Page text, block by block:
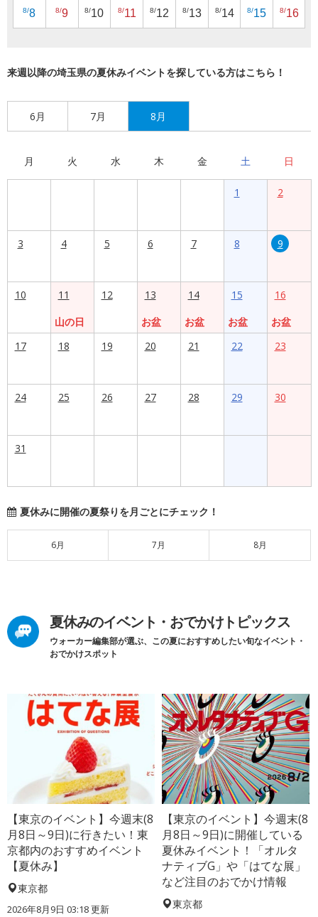
8/8 8/9 8/10 8/11 8/12 8/13 8/14 8/15 8/16
来週以降の埼玉県の夏休みイベントを探している方はこちら！
6月 7月 8月
月 火 水 木 金 土 日
1 2
3 4 5 6 7 8 9
10
11
山の日
12
13
お盆
14
お盆
15
お盆
16
お盆
17
18 19 20 21 22 23
24 25 26 27 28 29 30
31
夏休みに開催の夏祭りを月ごとにチェック！
6月 7月 8月
夏休みのイベント・おでかけトピックス
ウォーカー編集部が選ぶ、この夏におすすめしたい旬なイベント・
おでかけスポット
【東京のイベント】今週末(8
月8日～9日)に行きたい！東
京都内のおすすめイベント
【夏休み】
東京都
2026年8月9日 03:18更新
【東京のイベント】今週末(8
月8日～9日)に開催している
夏休みイベント！「オルタ
ナティブG」や「はてな展」
など注目のおでかけ情報
東京都